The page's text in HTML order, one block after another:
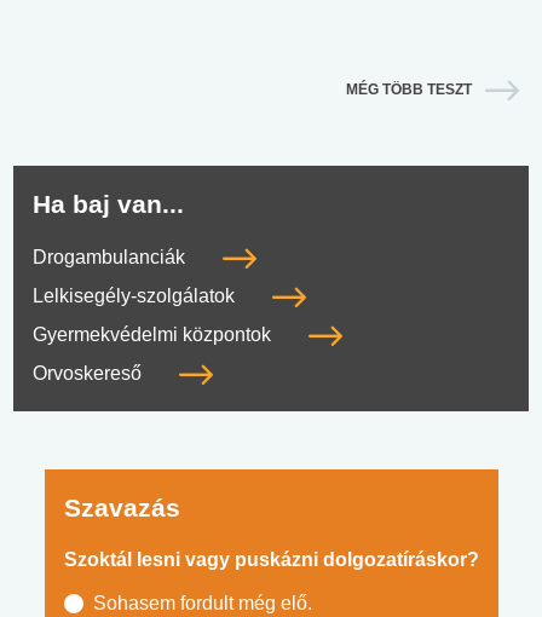
MÉG TÖBB TESZT
Ha baj van...
Drogambulanciák
Lelkisegély-szolgálatok
Gyermekvédelmi központok
Orvoskereső
Szavazás
Szoktál lesni vagy puskázni dolgozatíráskor?
Sohasem fordult még elő.